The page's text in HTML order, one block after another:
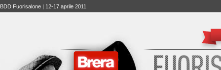
BDD Fuorisalone | 12-17 aprile 2011